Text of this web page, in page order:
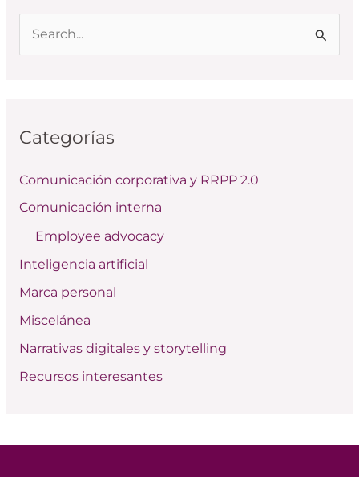
a
p
o
:
Categorías
Comunicación corporativa y RRPP 2.0
Comunicación interna
Employee advocacy
Inteligencia artificial
Marca personal
Miscelánea
Narrativas digitales y storytelling
Recursos interesantes